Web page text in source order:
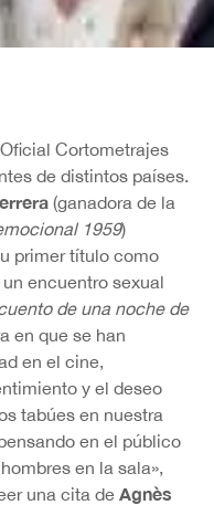
Cortometrajes
de distintos países.
(ganadora de la
1959)
primer título como
encuentro sexual
de una noche de
en que se han
en el cine,
y el deseo
tabúes en nuestra
en el público
en la sala»,
una cita de Agnès